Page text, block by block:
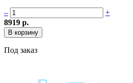
–
+
8919 р.
Под заказ